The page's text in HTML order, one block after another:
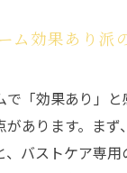
バストアップク
評判のバストア
美しいバストへ
ム効果あり派
で「効果あり」
あります。まず
、バストケア専